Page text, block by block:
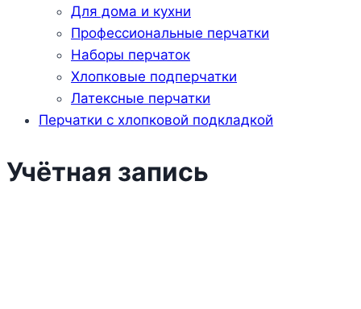
Для дома и кухни
Профессиональные перчатки
Наборы перчаток
Хлопковые подперчатки
Латексные перчатки
Перчатки с хлопковой подкладкой
Учётная запись